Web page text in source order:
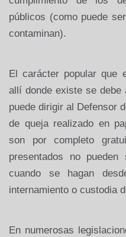
públicos (como puede
contaminan).
El carácter popular que
allí donde existe se debe
puede dirigir al Defensor
de queja realizado en
son por completo
presentados no
cuando se hagan
internamiento o custodia
En numerosas